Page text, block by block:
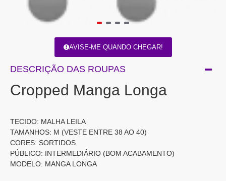
AVISE-ME QUANDO CHEGAR!
DESCRIÇÃO DAS ROUPAS
Cropped Manga Longa
TECIDO: MALHA LEILA
TAMANHOS: M (VESTE ENTRE 38 AO 40)
CORES: SORTIDOS
PÚBLICO: INTERMEDIÁRIO (BOM ACABAMENTO)
MODELO: MANGA LONGA